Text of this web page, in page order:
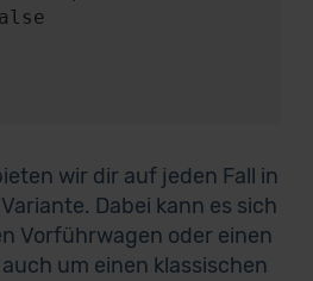
wir dir auf jeden Fall in
Dabei kann es sich
Vorführwagen oder einen
um einen klassischen